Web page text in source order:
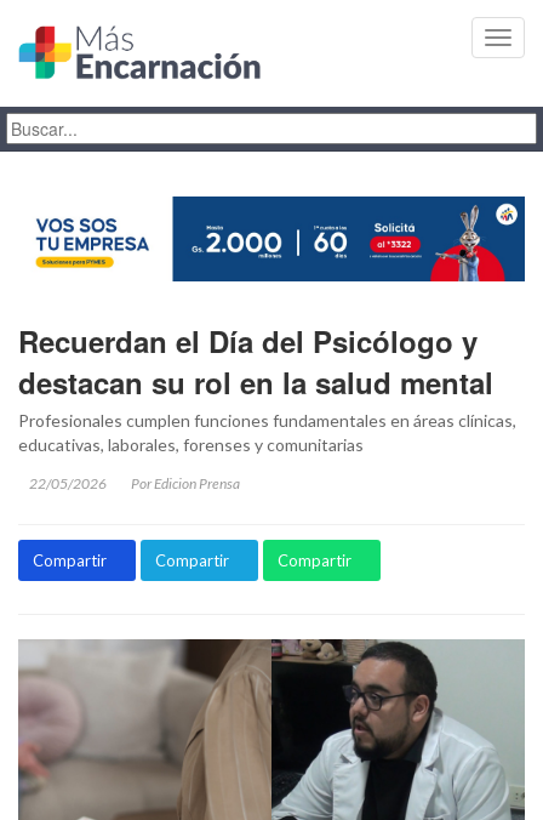
Recuerdan el Día del Psicólogo y
destacan su rol en la salud mental
Profesionales cumplen funciones fundamentales en áreas clínicas,
educativas, laborales, forenses y comunitarias
22/05/2026 Por Edicion Prensa
Compartir Compartir Compartir